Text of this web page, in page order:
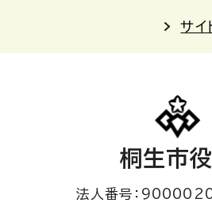
サイ
桐生市
法人番号：